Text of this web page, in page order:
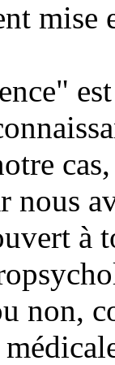
mise
nous
à
non,